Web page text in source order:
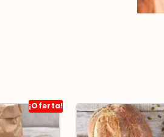
¡Oferta!